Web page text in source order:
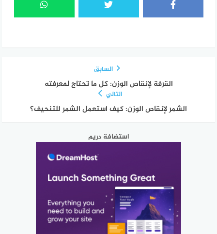
السابق
القرفة لإنقاص الوزن: كل ما تحتاج لمعرفته
التالي
الشمر لإنقاص الوزن: كيف استعمل الشمر للتنحيف؟
استضافة دريم